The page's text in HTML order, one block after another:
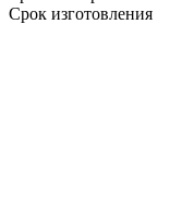
Срок изготовления